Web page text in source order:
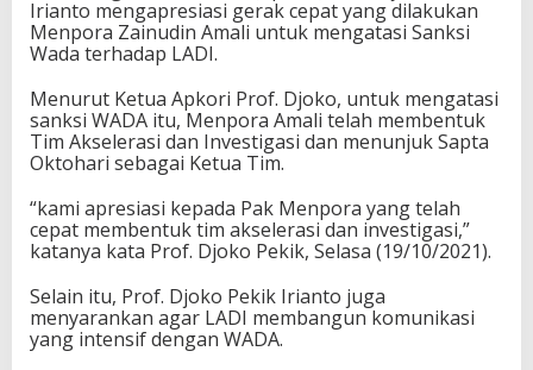
Z
a
u
d
i
n
A
m
a
l
i
A
t
a
s
Irianto mengapresiasi gerak cepat yang dilakukan
Menpora Zainudin Amali untuk mengatasi Sanksi
Wada terhadap LADI.
Menurut Ketua Apkori Prof. Djoko, untuk mengatasi
sanksi WADA itu, Menpora Amali telah membentuk
Tim Akselerasi dan Investigasi dan menunjuk Sapta
Oktohari sebagai Ketua Tim.
“kami apresiasi kepada Pak Menpora yang telah
cepat membentuk tim akselerasi dan investigasi,”
katanya kata Prof. Djoko Pekik, Selasa (19/10/2021).
Selain itu, Prof. Djoko Pekik Irianto juga
menyarankan agar LADI membangun komunikasi
yang intensif dengan WADA.